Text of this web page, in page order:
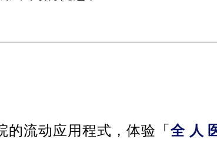
的流动应用程式，体验「全 人